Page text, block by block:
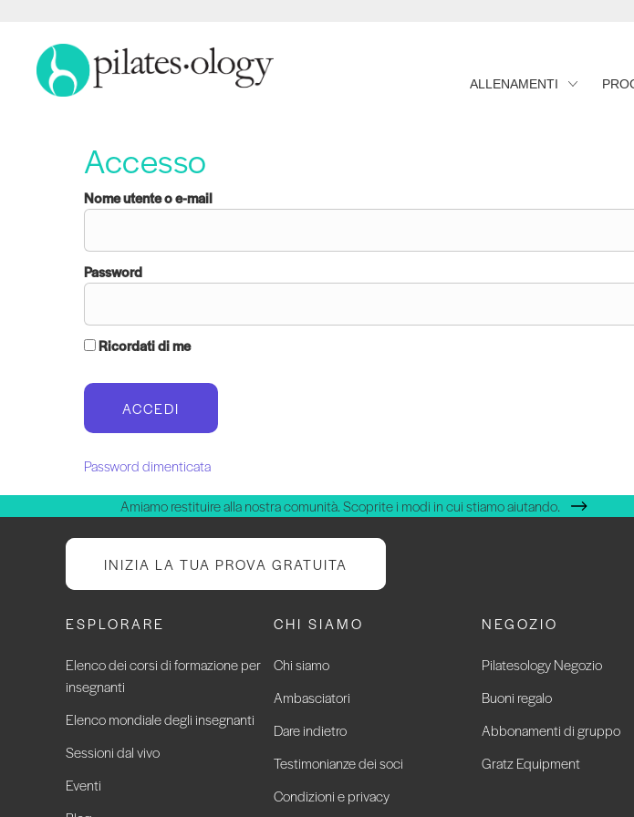
ALLENAMENTI
Accesso
Nome utente o e-mail
Password
Ricordati di me
Password dimenticata
Amiamo restituire alla nostra comunità. Scoprite i modi in cui stiamo aiutando.
INIZIA LA TUA PROVA GRATUITA
ESPLORARE
Elenco dei corsi di formazione per
insegnanti
Elenco mondiale degli insegnanti
Sessioni dal vivo
Eventi
CHI SIAMO
Chi siamo
Ambasciatori
Dare indietro
Testimonianze dei soci
Condizioni e privacy
NEGOZIO
Pilatesology Negozio
Buoni regalo
Abbonamenti di gruppo
Gratz Equipment